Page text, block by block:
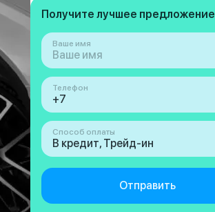
Получите лучшее предложение
Ваше имя
Телефон
Способ оплаты
В кредит, Трейд-ин
Отправить